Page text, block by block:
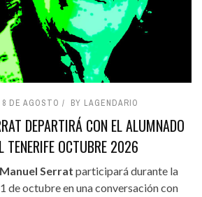
8 DE AGOSTO BY LAGENDARIO
DEPARTIRÁ CON EL ALUMNADO
TENERIFE OCTUBRE 2026
Serrat participará durante la
de octubre en una conversación con